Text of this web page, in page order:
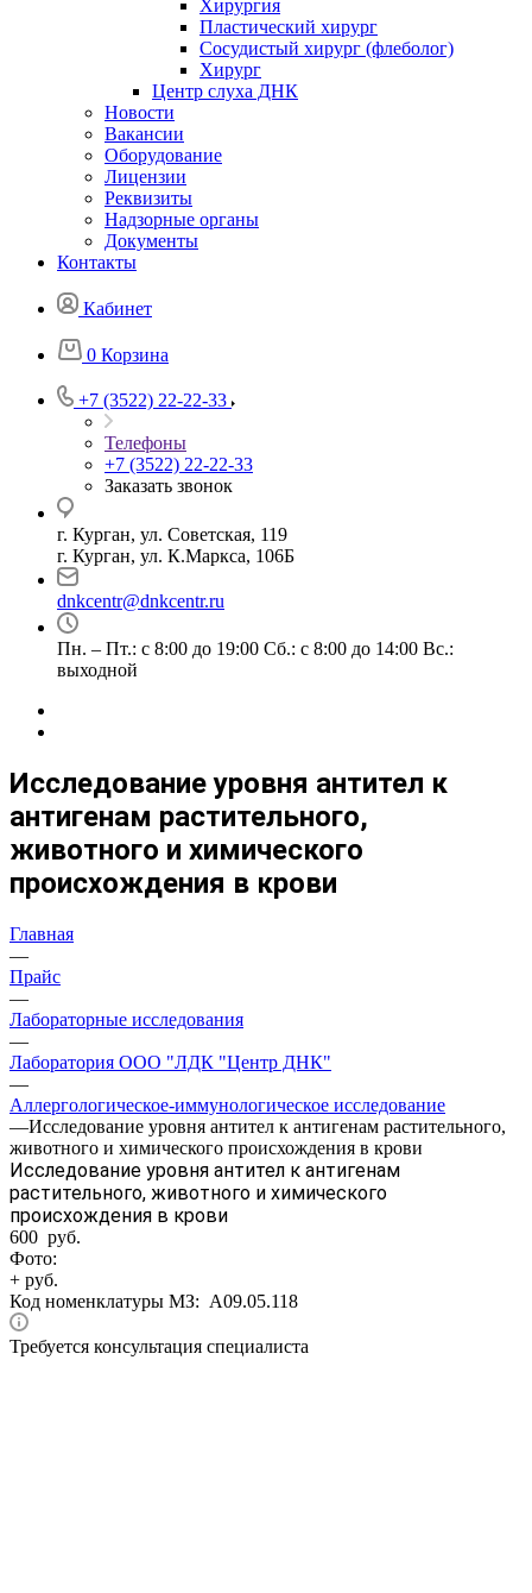
Хирургия
Пластический хирург
Сосудистый хирург (флеболог)
Хирург
Центр слуха ДНК
Новости
Вакансии
Оборудование
Лицензии
Реквизиты
Надзорные органы
Документы
Контакты
Кабинет
0 Корзина
+7 (3522) 22-22-33
Телефоны
+7 (3522) 22-22-33
Заказать звонок
г. Курган, ул. Советская, 119
г. Курган, ул. К.Маркса, 106Б
dnkcentr@dnkcentr.ru
Пн. – Пт.: с 8:00 до 19:00 Сб.: с 8:00 до 14:00 Вс.:
выходной
Исследование уровня антител к
антигенам растительного,
животного и химического
происхождения в крови
Главная
—
Прайс
—
Лабораторные исследования
—
Лаборатория ООО "ЛДК "Центр ДНК"
—
Аллергологическое-иммунологическое исследование
—Исследование уровня антител к антигенам растительного,
животного и химического происхождения в крови
Исследование уровня антител к антигенам
растительного, животного и химического
происхождения в крови
600 руб.
Фото:
+ руб.
Код номенклатуры МЗ: A09.05.118
Требуется консультация специалиста